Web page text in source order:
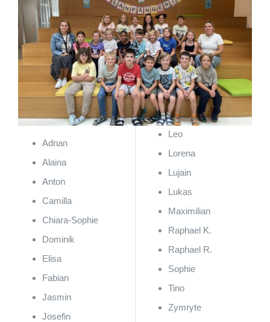
Adnan
Alaina
Anton
Camilla
Chiara-Sophie
Dominik
Elisa
Fabian
Jasmin
Josefin
Leo
Lorena
Lujain
Lukas
Maximilian
Raphael K.
Raphael R.
Sophie
Tino
Zymryte